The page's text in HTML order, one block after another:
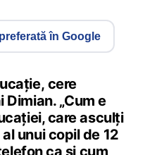
în Google
cere
„Cum e
care asculți
unui copil de 12